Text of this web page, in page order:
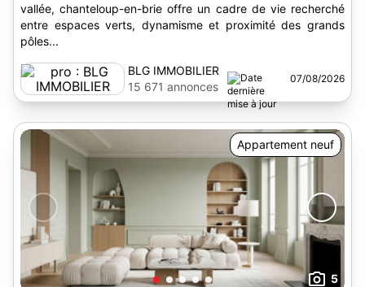
vallée, chanteloup-en-brie offre un cadre de vie recherché
entre espaces verts, dynamisme et proximité des grands
pôles...
BLG IMMOBILIER
15 671 annonces
07/08/2026
Appartement neuf
5